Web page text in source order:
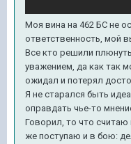
Моя вина на 462 БС не
ответственность, мой
Все кто решили
уважением, да как так
ожидал и потерял
Я не старался быть
оправдать чье-то
Говорил, то что
же поступаю и в бою: